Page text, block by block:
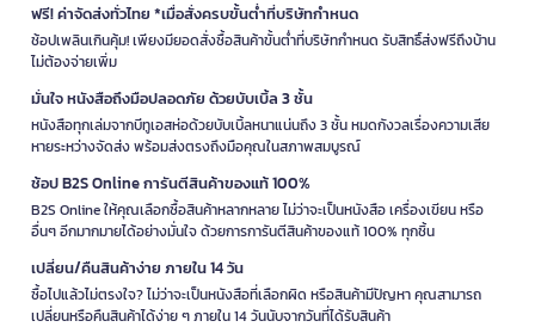
การเก็บกระดาษและสมุด
เก็บกระดาษและสมุดวาดเขียนในที่แห้งและไม่มีแดดส่องถึง เพื่อป้องกันการ
เปลี่ยนสีและความเสียหายจากความชื้น ใช้แฟ้มหรือกล่องเก็บเพื่อป้องกันฝุ่น
และรอยพับ
การทำความสะอาดจานสี
ล้างจานสีหลังใช้งานทุกครั้งด้วยน้ำอุ่นและฟองน้ำ สำหรับคราบสีแห้ง
สามารถแช่น้ำทิ้งไว้ก่อนขัดออก อย่าใช้แปรงหยาบจนเกินไปกับจานสีเซรา
มิก
ข้อดีของการใช้อุปกรณ์ศิลปะคุณภาพ
ผลงานสวยงามและคมชัดอุปกรณ์ที่ดีให้สีที่สดใส เส้นที่แม่นยำ และผิว
ฟรี! ค่าจัดส่งทั่วไทย *เมื่อสั่งครบขั้นต่ำที่บริษัทกำหนด
ช้อปเพลินเกินคุ้ม! เพียงมียอดสั่งซื้อสินค้าขั้นต่ำที่บริษัทกำหนด รับสิทธิ์ส่งฟรีถึงบ้าน
ไม่ต้องจ่ายเพิ่ม
มั่นใจ หนังสือถึงมือปลอดภัย ด้วยบับเบิ้ล 3 ชั้น
หนังสือทุกเล่มจากบีทูเอสห่อด้วยบับเบิ้ลหนาแน่นถึง 3 ชั้น หมดกังวลเรื่องความเสีย
หายระหว่างจัดส่ง พร้อมส่งตรงถึงมือคุณในสภาพสมบูรณ์
ช้อป B2S Online การันตีสินค้าของแท้ 100%
B2S Online ให้คุณเลือกซื้อสินค้าหลากหลาย ไม่ว่าจะเป็นหนังสือ เครื่องเขียน หรือ
อื่นๆ อีกมากมายได้อย่างมั่นใจ ด้วยการการันตีสินค้าของแท้ 100% ทุกชิ้น
เปลี่ยน/คืนสินค้าง่าย ภายใน 14 วัน
ซื้อไปแล้วไม่ตรงใจ? ไม่ว่าจะเป็นหนังสือที่เลือกผิด หรือสินค้ามีปัญหา คุณสามารถ
เปลี่ยนหรือคืนสินค้าได้ง่าย ๆ ภายใน 14 วันนับจากวันที่ได้รับสินค้า